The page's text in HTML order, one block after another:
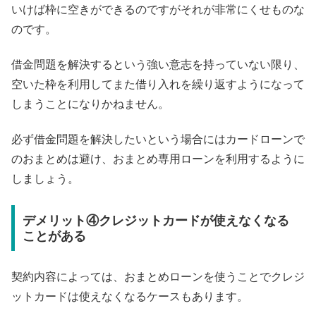
いけば枠に空きができるのですがそれが非常にくせものな
のです。
借金問題を解決するという強い意志を持っていない限り、
空いた枠を利用してまた借り入れを繰り返すようになって
しまうことになりかねません。
必ず借金問題を解決したいという場合にはカードローンで
のおまとめは避け、おまとめ専用ローンを利用するように
しましょう。
デメリット④クレジットカードが使えなくなる
ことがある
契約内容によっては、おまとめローンを使うことでクレジ
ットカードは使えなくなるケースもあります。